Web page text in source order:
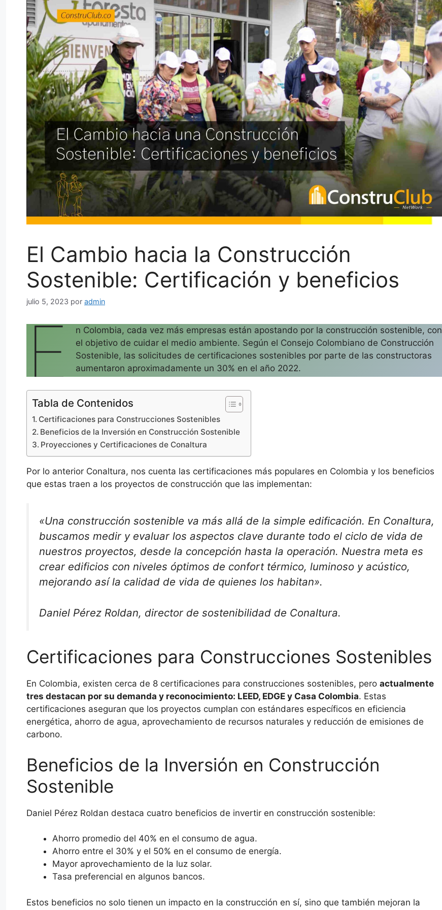
El Cambio hacia la Construcción
Sostenible: Certificación y beneficios
julio 5, 2023 por admin
E
n Colombia, cada vez más empresas están apostando por la construcción sostenible, con
el objetivo de cuidar el medio ambiente. Según el Consejo Colombiano de Construcción
Sostenible, las solicitudes de certificaciones sostenibles por parte de las constructoras
aumentaron aproximadamente un 30% en el año 2022.
Tabla de Contenidos
Certificaciones para Construcciones Sostenibles
Beneficios de la Inversión en Construcción Sostenible
Proyecciones y Certificaciones de Conaltura
Por lo anterior Conaltura, nos cuenta las certificaciones más populares en Colombia y los beneficios
que estas traen a los proyectos de construcción que las implementan:
«Una construcción sostenible va más allá de la simple edificación. En Conaltura,
buscamos medir y evaluar los aspectos clave durante todo el ciclo de vida de
nuestros proyectos, desde la concepción hasta la operación. Nuestra meta es
crear edificios con niveles óptimos de confort térmico, luminoso y acústico,
mejorando así la calidad de vida de quienes los habitan».
Daniel Pérez Roldan, director de sostenibilidad de Conaltura.
Certificaciones para Construcciones Sostenibles
En Colombia, existen cerca de 8 certificaciones para construcciones sostenibles, pero actualmente
tres destacan por su demanda y reconocimiento: LEED, EDGE y Casa Colombia. Estas
certificaciones aseguran que los proyectos cumplan con estándares específicos en eficiencia
energética, ahorro de agua, aprovechamiento de recursos naturales y reducción de emisiones de
carbono.
Beneficios de la Inversión en Construcción
Sostenible
Daniel Pérez Roldan destaca cuatro beneficios de invertir en construcción sostenible:
Ahorro promedio del 40% en el consumo de agua.
Ahorro entre el 30% y el 50% en el consumo de energía.
Mayor aprovechamiento de la luz solar.
Tasa preferencial en algunos bancos.
Estos beneficios no solo tienen un impacto en la construcción en sí, sino que también mejoran la